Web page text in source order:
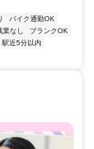
バイク通勤OK
業なし
ブランクOK
駅近5分以内